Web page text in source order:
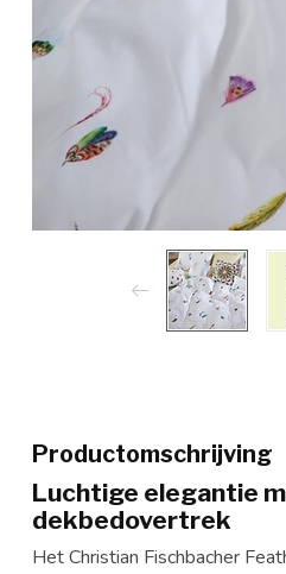
Productomschrijving
Luchtige elegantie
dekbedovertrek
Het Christian Fischbacher